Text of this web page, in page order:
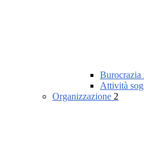
Burocrazia
Attività
Organizzazione 2